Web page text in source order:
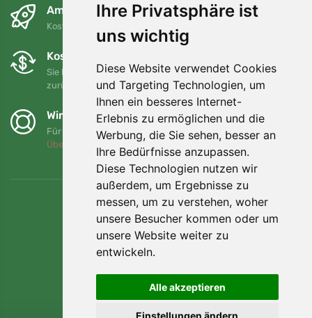
Ihre Privatsphäre ist
uns wichtig
Diese Website verwendet Cookies
und Targeting Technologien, um
Ihnen ein besseres Internet-
Erlebnis zu ermöglichen und die
Werbung, die Sie sehen, besser an
Ihre Bedürfnisse anzupassen.
Diese Technologien nutzen wir
außerdem, um Ergebnisse zu
messen, um zu verstehen, woher
unsere Besucher kommen oder um
unsere Website weiter zu
entwickeln.
Alle akzeptieren
Einstellungen ändern
Am nächsten Tag und kostenlos
Kostenloser Versand für Bestellungen über 80 EUR
Kostenloser Umtausch und Rückgabe
Sie können Ihre Bestellung jederzeit innerhalb von 90 Tagen
zurückgeben oder umtauschen.
Wir unterstützen Trees.org
Für jede Bestellung pflanzen wir einen Baum! Mehr lesen
Über uns